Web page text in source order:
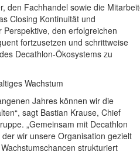
den Fachhandel sowie die
Closing Kontinuität und
den erfolgreichen
fortzusetzen und schrittweise
Decathlon-Ökosystems zu
Wachstum
Jahres können wir die
sagt Bastian Krause, Chief
„Gemeinsam mit Decathlon
wir unsere Organisation gezielt
strukturiert